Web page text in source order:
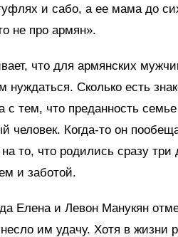
и сабо, а ее мама до
не про армян».
что для армянских
нуждаться. Сколько есть
с тем, что преданность
человек. Когда-то он
то, что родились сразу три
и заботой.
Елена и Левон Манукян
им удачу. Хотя в жизни